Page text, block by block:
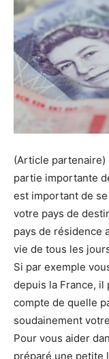
(Article partenaire)
partie importante
est important de
votre pays de
pays de résidence
vie de tous les
Si par exemple
depuis la France,
compte de quelle
soudainement
Pour vous aider
préparé une petite